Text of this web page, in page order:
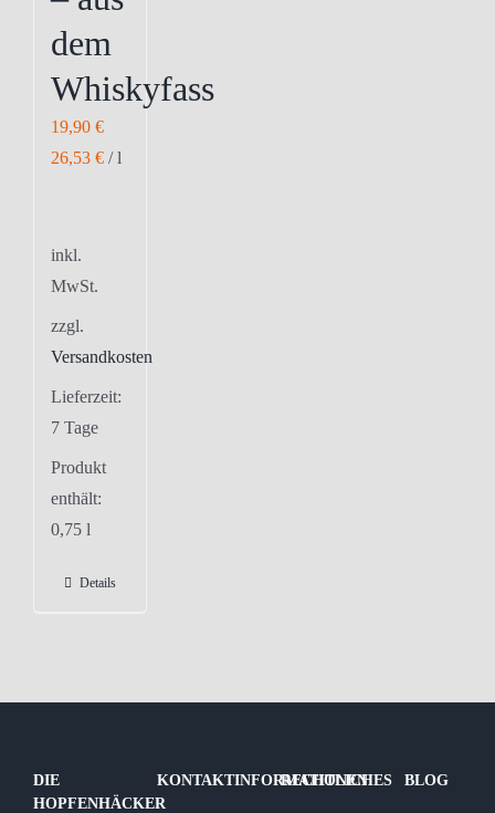
dem
Whiskyfass
19,90 €
26,53 € /l
inkl.
MwSt.
zzgl.
Versandkosten
Lieferzeit:
7 Tage
Produkt
enthält:
0,75 l
Details
DIE
HOPFENHÄCKER
KONTAKTINFORMATIONEN
RECHTLICHES BLOG